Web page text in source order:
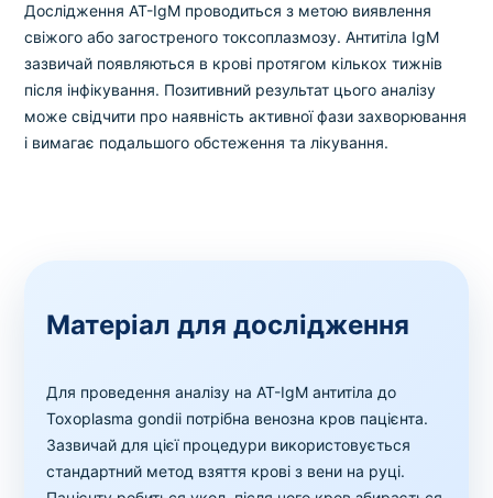
Дослідження AT-IgM проводиться з метою виявлення
свіжого або загостреного токсоплазмозу. Антитіла IgM
зазвичай появляються в крові протягом кількох тижнів
після інфікування. Позитивний результат цього аналізу
може свідчити про наявність активної фази захворювання
і вимагає подальшого обстеження та лікування.
Матеріал для дослідження
Для проведення аналізу на AT-IgМ антитіла до
Toxoplasma gondii потрібна венозна кров пацієнта.
Зазвичай для цієї процедури використовується
стандартний метод взяття крові з вени на руці.
виконання досліджень за телефонами, вказаними на
сайті.